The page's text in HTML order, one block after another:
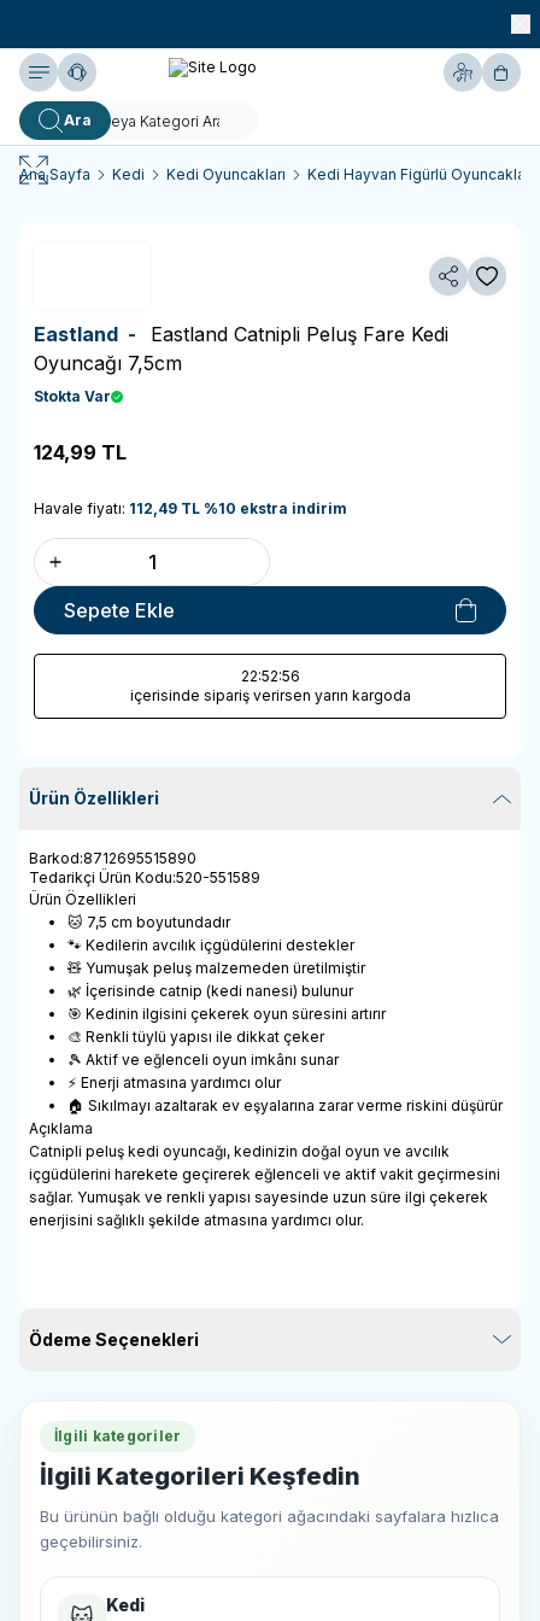
Yardım
Ara
Hesabım
Ana Sayfa Kedi Kedi Oyuncakları Kedi Hayvan Figürlü Oyuncaklar
Paylaş
Eastland - Eastland Catnipli Peluş Fare Kedi
Oyuncağı 7,5cm
Stokta Var
124,99 TL
Havale fiyatı: 112,49 TL %10 ekstra indirim
Sepete Ekle
22:52:56
içerisinde sipariş verirsen yarın kargoda
Ürün Özellikleri
Barkod:8712695515890
Tedarikçi Ürün Kodu:520-551589
Ürün Özellikleri
🐱 7,5 cm boyutundadır
🐾 Kedilerin avcılık içgüdülerini destekler
🧸 Yumuşak peluş malzemeden üretilmiştir
🌿 İçerisinde catnip (kedi nanesi) bulunur
🎯 Kedinin ilgisini çekerek oyun süresini artırır
🎨 Renkli tüylü yapısı ile dikkat çeker
🎾 Aktif ve eğlenceli oyun imkânı sunar
⚡ Enerji atmasına yardımcı olur
🏠 Sıkılmayı azaltarak ev eşyalarına zarar verme riskini düşürür
Açıklama
Catnipli peluş kedi oyuncağı, kedinizin doğal oyun ve avcılık
içgüdülerini harekete geçirerek eğlenceli ve aktif vakit geçirmesini
sağlar. Yumuşak ve renkli yapısı sayesinde uzun süre ilgi çekerek
enerjisini sağlıklı şekilde atmasına yardımcı olur.
Ödeme Seçenekleri
İlgili kategoriler
İlgili Kategorileri Keşfedin
Bu ürünün bağlı olduğu kategori ağacındaki sayfalara hızlıca
geçebilirsiniz.
Kedi